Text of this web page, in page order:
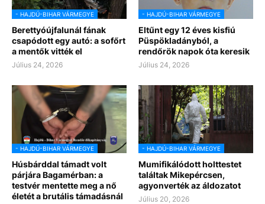
- HAJDÚ-BIHAR VÁRMEGYE
Berettyóújfalunál fának
csapódott egy autó: a sofőrt
a mentők vitték el
Július 24, 2026
- HAJDÚ-BIHAR VÁRMEGYE
Eltűnt egy 12 éves kisfiú
Püspökladányból, a
rendőrök napok óta keresik
Július 24, 2026
- HAJDÚ-BIHAR VÁRMEGYE
Húsbárddal támadt volt
párjára Bagamérban: a
testvér mentette meg a nő
életét a brutális támadásnál
- HAJDÚ-BIHAR VÁRMEGYE
Mumifikálódott holttestet
találtak Mikepércsen,
agyonverték az áldozatot
Július 20, 2026